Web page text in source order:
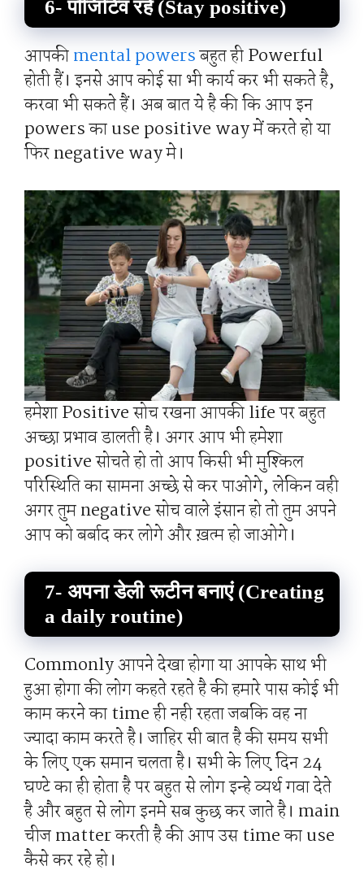
6- पॉजिटिव रहें (Stay positive)
आपकीmental powersबहुत ही Powerful
होती हैं। इनसे आप कोई सा भी कार्य कर भी सकते है,
करवा भी सकते हैं। अब बात ये है की कि आप इन
powers का use positive way में करते हो या
फिर negative way मे।
हमेशा Positive सोच रखना आपकी life पर बहुत
अच्छा प्रभाव डालती है। अगर आप भी हमेशा
positive सोचते हो तो आप किसी भी मुश्किल
परिस्थिति का सामना अच्छे से कर पाओगे, लेकिन वही
अगर तुम negative सोच वाले इंसान हो तो तुम अपने
आप को बर्बाद कर लोगे और ख़त्म हो जाओगे।
7- अपना डेली रूटीन बनाएं (Creating
a daily routine)
Commonly आपने देखा होगा या आपके साथ भी
हुआ होगा की लोग कहते रहते है की हमारे पास कोई भी
काम करने का time ही नही रहता जबकि वह ना
ज्यादा काम करते है। जाहिर सी बात है की समय सभी
के लिए एक समान चलता है। सभी के लिए दिन 24
घण्टे का ही होता है पर बहुत से लोग इन्हे व्यर्थ गवा देते
है और बहुत से लोग इनमे सब कुछ कर जाते है। main
चीज matter करती है की आप उस time का use
कैसे कर रहे हो।